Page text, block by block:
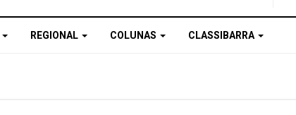
REGIONAL COLUNAS CLASSIBARRA